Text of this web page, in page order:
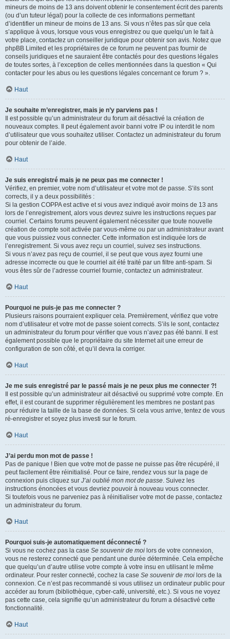
mineurs de moins de 13 ans doivent obtenir le consentement écrit des parents
(ou d’un tuteur légal) pour la collecte de ces informations permettant
d’identifier un mineur de moins de 13 ans. Si vous n’êtes pas sûr que cela
s’applique à vous, lorsque vous vous enregistrez ou que quelqu’un le fait à
votre place, contactez un conseiller juridique pour obtenir son avis. Notez que
phpBB Limited et les propriétaires de ce forum ne peuvent pas fournir de
conseils juridiques et ne sauraient être contactés pour des questions légales
de toutes sortes, à l’exception de celles mentionnées dans la question « Qui
contacter pour les abus ou les questions légales concernant ce forum ? ».
Haut
Je souhaite m’enregistrer, mais je n’y parviens pas !
Il est possible qu’un administrateur du forum ait désactivé la création de
nouveaux comptes. Il peut également avoir banni votre IP ou interdit le nom
d’utilisateur que vous souhaitez utiliser. Contactez un administrateur du forum
pour obtenir de l’aide.
Haut
Je suis enregistré mais je ne peux pas me connecter !
Vérifiez, en premier, votre nom d’utilisateur et votre mot de passe. S’ils sont
corrects, il y a deux possibilités :
Si la gestion COPPA est active et si vous avez indiqué avoir moins de 13 ans
lors de l’enregistrement, alors vous devrez suivre les instructions reçues par
courriel. Certains forums peuvent également nécessiter que toute nouvelle
création de compte soit activée par vous-même ou par un administrateur avant
que vous puissiez vous connecter. Cette information est indiquée lors de
l’enregistrement. Si vous avez reçu un courriel, suivez ses instructions.
Si vous n’avez pas reçu de courriel, il se peut que vous ayez fourni une
adresse incorrecte ou que le courriel ait été traité par un filtre anti-spam. Si
vous êtes sûr de l’adresse courriel fournie, contactez un administrateur.
Haut
Pourquoi ne puis-je pas me connecter ?
Plusieurs raisons pourraient expliquer cela. Premièrement, vérifiez que votre
nom d’utilisateur et votre mot de passe soient corrects. S’ils le sont, contactez
un administrateur du forum pour vérifier que vous n’avez pas été banni. Il est
également possible que le propriétaire du site Internet ait une erreur de
configuration de son côté, et qu’il devra la corriger.
Haut
Je me suis enregistré par le passé mais je ne peux plus me connecter ?!
Il est possible qu’un administrateur ait désactivé ou supprimé votre compte. En
effet, il est courant de supprimer régulièrement les membres ne postant pas
pour réduire la taille de la base de données. Si cela vous arrive, tentez de vous
ré-enregistrer et soyez plus investi sur le forum.
Haut
J’ai perdu mon mot de passe !
Pas de panique ! Bien que votre mot de passe ne puisse pas être récupéré, il
peut facilement être réinitialisé. Pour ce faire, rendez vous sur la page de
connexion puis cliquez sur J’ai oublié mon mot de passe. Suivez les
instructions énoncées et vous devriez pouvoir à nouveau vous connecter.
Si toutefois vous ne parveniez pas à réinitialiser votre mot de passe, contactez
un administrateur du forum.
Haut
Pourquoi suis-je automatiquement déconnecté ?
Si vous ne cochez pas la case Se souvenir de moi lors de votre connexion,
vous ne resterez connecté que pendant une durée déterminée. Cela empêche
que quelqu’un d’autre utilise votre compte à votre insu en utilisant le même
ordinateur. Pour rester connecté, cochez la case Se souvenir de moi lors de la
connexion. Ce n’est pas recommandé si vous utilisez un ordinateur public pour
accéder au forum (bibliothèque, cyber-café, université, etc.). Si vous ne voyez
pas cette case, cela signifie qu’un administrateur du forum a désactivé cette
fonctionnalité.
Haut